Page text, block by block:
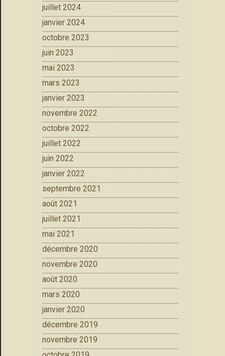
juillet 2024
janvier 2024
octobre 2023
juin 2023
mai 2023
mars 2023
janvier 2023
novembre 2022
octobre 2022
juillet 2022
juin 2022
janvier 2022
septembre 2021
août 2021
juillet 2021
mai 2021
décembre 2020
novembre 2020
août 2020
mars 2020
janvier 2020
décembre 2019
novembre 2019